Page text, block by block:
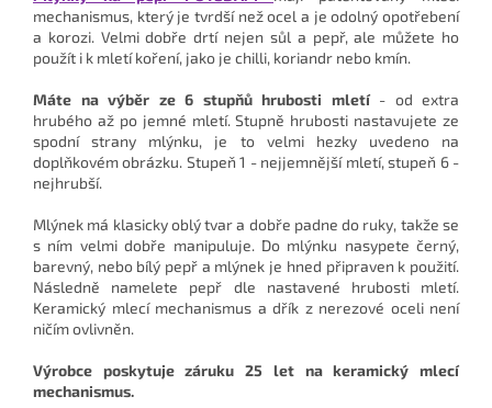
mechanismus, který je tvrdší než ocel a je odolný opotřebení
a korozi. Velmi dobře drtí nejen sůl a pepř, ale můžete ho
použít i k mletí koření, jako je chilli, koriandr nebo kmín.
Máte na výběr ze 6 stupňů hrubosti mletí - od extra
hrubého až po jemné mletí. Stupně hrubosti nastavujete ze
spodní strany mlýnku, je to velmi hezky uvedeno na
doplňkovém obrázku. Stupeň 1 - nejjemnější mletí, stupeň 6 -
nejhrubší.
Mlýnek má klasicky oblý tvar a dobře padne do ruky, takže se
s ním velmi dobře manipuluje. Do mlýnku nasypete černý,
barevný, nebo bílý pepř a mlýnek je hned připraven k použití.
Následně namelete pepř dle nastavené hrubosti mletí.
Keramický mlecí mechanismus a dřík z nerezové oceli není
ničím ovlivněn.
Výrobce poskytuje záruku 25 let na keramický mlecí
mechanismus.